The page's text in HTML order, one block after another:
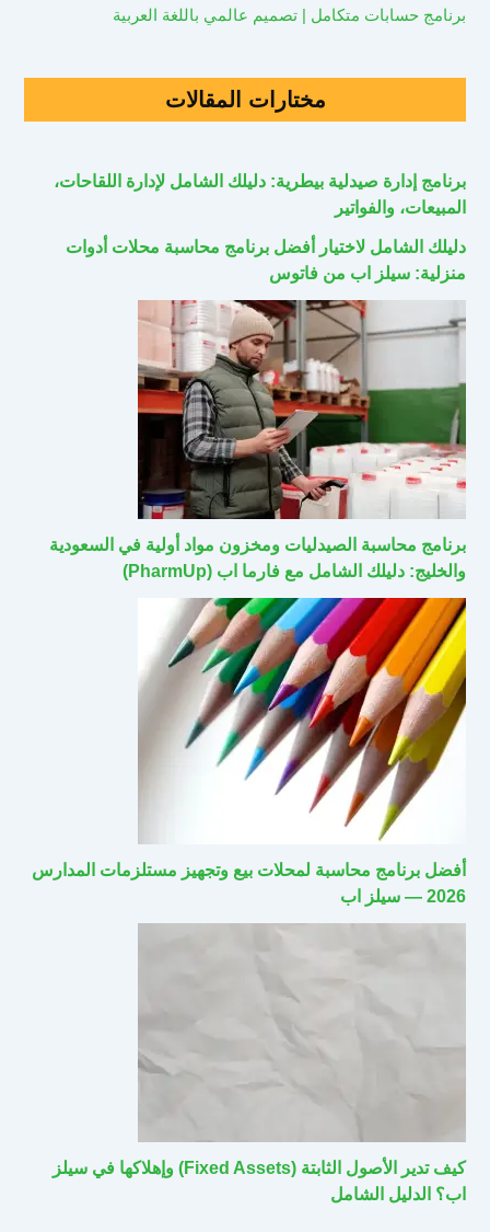
برنامج حسابات متكامل | تصميم عالمي باللغة العربية
مختارات المقالات
برنامج إدارة صيدلية بيطرية: دليلك الشامل لإدارة اللقاحات،
المبيعات، والفواتير
دليلك الشامل لاختيار أفضل برنامج محاسبة محلات أدوات
منزلية: سيلز اب من فاتوس
برنامج محاسبة الصيدليات ومخزون مواد أولية في السعودية
والخليج: دليلك الشامل مع فارما اب (PharmUp)
أفضل برنامج محاسبة لمحلات بيع وتجهيز مستلزمات المدارس
2026 — سيلز اب
كيف تدير الأصول الثابتة (Fixed Assets) وإهلاكها في سيلز
اب؟ الدليل الشامل